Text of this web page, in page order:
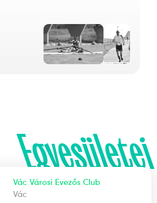
Egyesületei
Vác Városi Evezős Club
Vác